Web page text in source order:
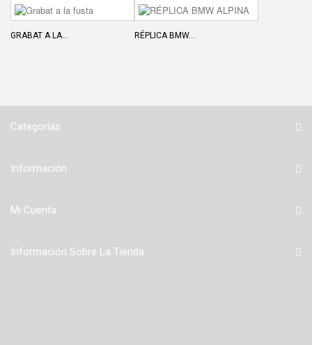
GRABAT A LA... RÉPLICA BMW...
Categorías
Información
Mi Cuenta
Información Sobre La Tienda